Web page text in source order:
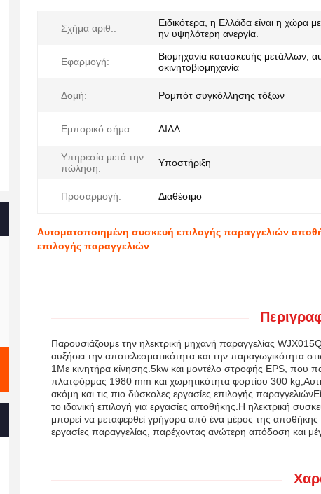
Σχήμα αριθ.:
Ειδικότερα, η Ελλάδα είναι η χώρα
ην υψηλότερη ανεργία.
Εφαρμογή:
Βιομηχανία κατασκευής μετάλλων,
οκινητοβιομηχανία
Δομή: Ρομπότ συγκόλλησης τόξων
Εμπορικό σήμα: ΑΙΔΑ
Υπηρεσία μετά την
πώληση:
Υποστήριξη
Προσαρμογή: Διαθέσιμο
Αυτοματοποιημένη συσκευή επιλογής παραγγελιών
επιλογής παραγγελιών
Παρουσιάζουμε την ηλεκτρική μηχανή παραγγελίας
αυξήσει την αποτελεσματικότητα και την παραγωγικότητα
1Με κινητήρα κίνησης.5kw και μοντέλο στροφής EPS, που
πλατφόρμας 1980 mm και χωρητικότητα φορτίου 300 kg,Αυτή
ακόμη και τις πιο δύσκολες εργασίες επιλογής
το ιδανική επιλογή για εργασίες αποθήκης.Η ηλεκτρική
μπορεί να μεταφερθεί γρήγορα από ένα μέρος της αποθήκης
εργασίες παραγγελίας, παρέχοντας ανώτερη απόδοση και